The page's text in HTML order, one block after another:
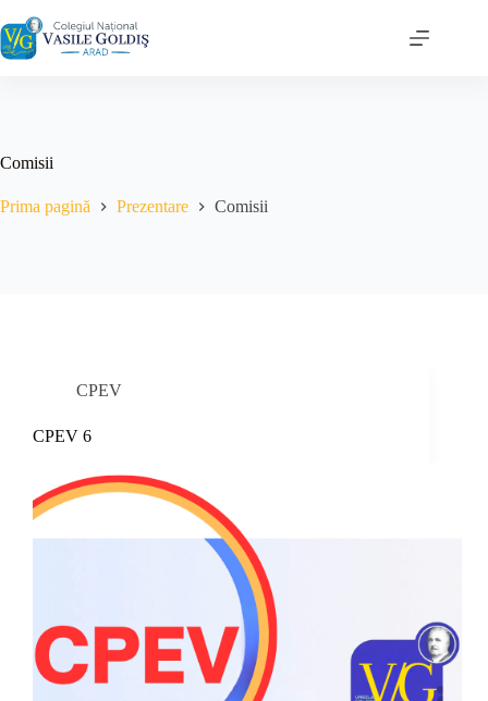
la
conținut
Comisii
Prima pagină Prezentare Comisii
CPEV
CPEV 6